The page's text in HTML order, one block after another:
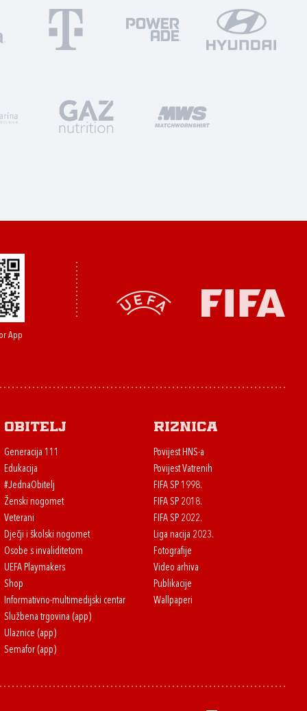
App
Obitelj
Generacija 111
Edukacija
#JednaObitelj
Ženski nogomet
Veterani
Dječji i školski nogomet
Osobe s invaliditetom
UEFA Playmakers
Shop
Informativno-multimedijski centar
Službena trgovina (app)
Ulaznice (app)
Semafor (app)
Riznica
Povijest HNS-a
Povijest Vatrenih
FIFA SP 1998.
FIFA SP 2018.
FIFA SP 2022.
Liga nacija 2023.
Fotografije
Video arhiva
Publikacije
Wallpaperi